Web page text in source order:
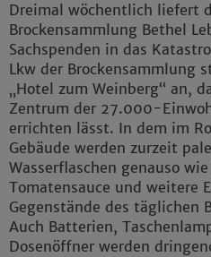
Dreimal wöchentlich liefert
Brockensammlung Bethel
Sachspenden in das
Lkw der Brockensammlung
„Hotel zum Weinberg“ an,
Zentrum der 27.000-
errichten lässt. In dem im
Gebäude werden zurzeit
Wasserflaschen genauso
Tomatensauce und weitere
Gegenstände des täglichen
Auch Batterien,
Dosenöffner werden